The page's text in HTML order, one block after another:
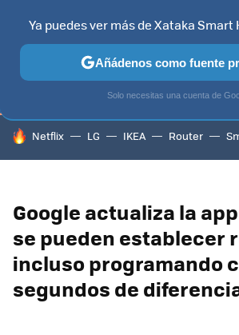
TELEVISORES CONTENIDOS SMART TV
HOY SE HABLA DE
Netflix LG IKEA Router
Google actualiza la
se pueden establecer
incluso programando
segundos de
Ya puedes ver más de Xataka Smart
Añádenos como fuente
Solo necesitas una cuenta de